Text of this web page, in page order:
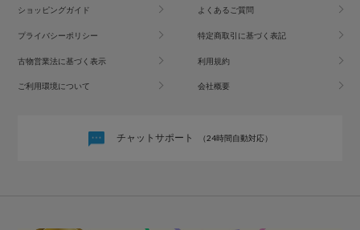
ショッピングガイド よくあるご質問
プライバシーポリシー 特定商取引に基づく表記
古物営業法に基づく表示 利用規約
ご利用環境について 会社概要
チャットサポート （24時間自動対応）